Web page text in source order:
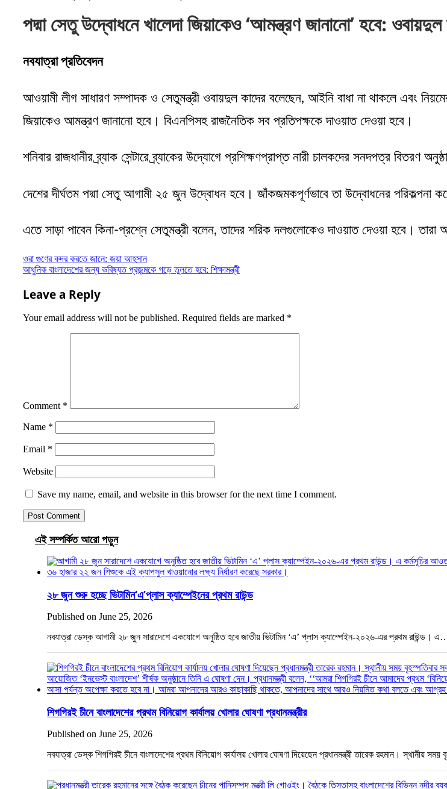
পদ্মা সেতু উদ্বোধনে খালেদা জিয়াকেও ‘আমন্ত্রণ জানানো’ হবে: ওবায়দুল
নবযাত্রা প্রতিবেদন
আওয়ামী লীগ সাধারণ সম্পাদক ও সেতুমন্ত্রী ওবায়দুল কাদের বলেছেন, আইনি বাধা না থাকলে এবং
জিয়াকেও আমন্ত্রণ জানানো হবে। বিএনপিসহ রাজনৈতিক সব প্রতিপক্ষকে দাওয়াত দেওয়া হবে।
শনিবার রাজধানীর ব্র্যাক সেন্টারে ব্র্যাকের উদ্যোগে প্রশিক্ষণপ্রাপ্ত নারী চালকদের সনদপত্র বিতরণ
দেশের দীর্ঘতম পদ্মা সেতু আগামী ২৫ জুন উদ্বোধন হবে। জাঁকজমকপূর্ণভাবে তা উদ্বোধনের পরিকল্পনা
এতে সাড়া পাবেন কিনা-প্রশ্নে সেতুমন্ত্রী বলেন, তাদের শরিক দলগুলোকেও দাওয়াত দেওয়া হবে।
Post
navigation
ওরা গুণের কদর করতে জানে: জয়া আহসান
আধুনিক বাংলাদেশের জন্য ভবিষ্যত প্রজন্মকে গড়ে তুলতে হবে: শিক্ষামন্ত্রী
Leave a Reply
Your email address will not be published. Required fields are marked *
Comment *
Name *
Email *
Website
Save my name, email, and website in this browser for the next time I comment.
এই সম্পর্কিত আরো পড়ুন
২৮ জুন শুরু হচ্ছে ভিটামিন‘এ’প্লাস ক্যাম্পেইনের প্রথম রাউন্ড
Published on June 25, 2026
নবযাত্রা ডেস্ক আগামী ২৮ জুন সারাদেশে একযোগে অনুষ্ঠিত হবে জাতীয় ভিটামিন ‘এ’ প্লাস ক্যাম্পেইন-২০২৬-এর প্রথম রাউন্ড।
শিগগিরই চীনে বাংলাদেশের প্রথম বিনিয়োগ কার্যালয় খোলার ঘোষণা প্রধানমন্ত্রীর
Published on June 25, 2026
নবযাত্রা ডেস্ক শিগগিরই চীনে বাংলাদেশের প্রথম বিনিয়োগ কার্যালয় খোলার ঘোষণা দিয়েছেন প্রধানমন্ত্রী তারেক রহমান। স্থানীয়